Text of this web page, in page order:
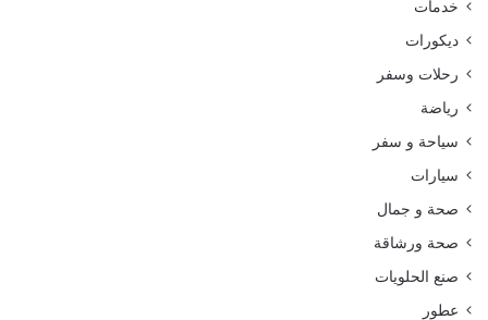
خدمات
ديكورات
رحلات وسفر
رياضة
سياحة و سفر
سيارات
صحة و جمال
صحة ورشاقة
صنع الحلويات
عطور